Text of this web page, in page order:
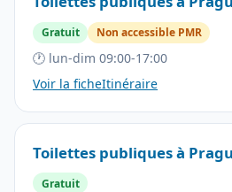
Gratuit Non accessible PMR
🕐 lun-dim 09:00-17:00
Voir la ficheItinéraire
Toilettes publiques à
Gratuit